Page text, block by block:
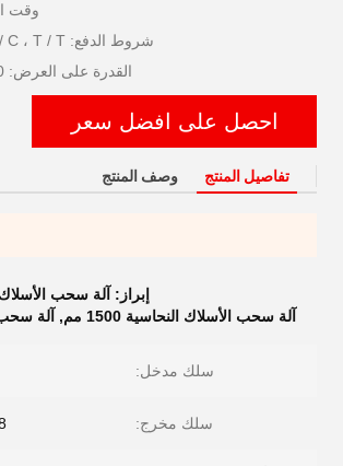
وقت
شروط الدفع: L / C ، T / T ، ويسترن يونيون
القدرة على العرض: 200 مجموعة / شهر
احصل على افضل سعر
تفاصيل المنتج وصف المنتج
إبراز: آلة سحب الأسلاك
آلة سحب الأسلاك النحاسية 1500 مم
, آلة سحب
سلك مدخل:
سلك مخرج: